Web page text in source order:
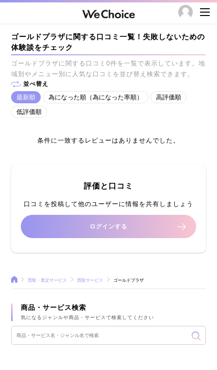
ゴールドプラザに関する口コミ一覧！失敗しないための
体験談をチェック
ゴールドプラザに関する口コミ0件を一覧で表示しています。地
域別やメニュー別に人気な口コミを並び替え検索できます。
並べ替え
最新順 為になった順（為になった率順）
高評価順
低評価順
条件に一致するレビューはありませんでした。
評価と口コミ
口コミを投稿して他のユーザーに情報を共有しましょう
ログインする
買取・査定サービス 買取サービス ゴールドプラザ
商品・サービス検索
気になるジャンルや商品・サービスで検索してください